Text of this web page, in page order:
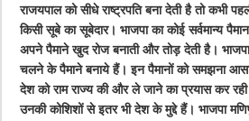
राजयपाल को सीधे राष्ट्रपति बना देती है तो कभी
किसी सूबे का सूबेदार। भाजपा का कोई सर्वमान्य
अपने पैमाने खुद रोज बनाती और तोड़ देती है।
चलने के पैमाने बनाये हैं। इन पैमानों को समझना
देश को राम राज्य की और ले जाने का प्रयास कर
उनकी कोशिशों से इतर भी देश के मुद्दे हैं। भाजपा